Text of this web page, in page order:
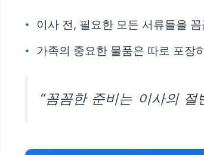
이사 전, 필요한 모든 서류들을
가족의 중요한 물품은 따로 포장
“꼼꼼한 준비는 이사의 절